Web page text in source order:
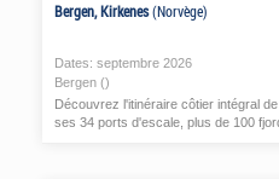
Bergen, Kirkenes(Norvège)
Dates: septembre 2026
Bergen ()
Découvrez l'itinéraire côtier intégral
ses 34 ports d'escale, plus de 100